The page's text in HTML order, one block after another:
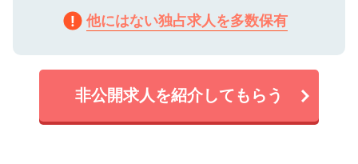
他にはない独占求人を多数保有
非公開求人を紹介してもらう